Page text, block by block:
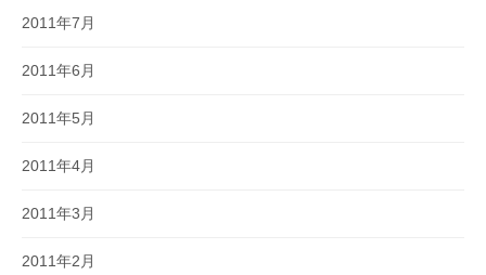
2011年7月
2011年6月
2011年5月
2011年4月
2011年3月
2011年2月